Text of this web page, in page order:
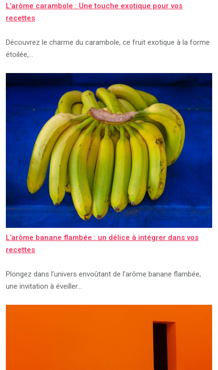
L’arôme carambole : Une touche exotique pour vos
recettes
Découvrez le charme du carambole, ce fruit exotique à la forme
étoilée,…
L’arôme banane flambée : un délice à intégrer dans vos
recettes
Plongez dans l’univers envoûtant de l’arôme banane flambée,
une invitation à éveiller…